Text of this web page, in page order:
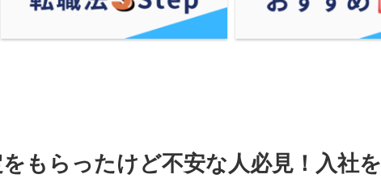
もらったけど不安な人必見！入社を